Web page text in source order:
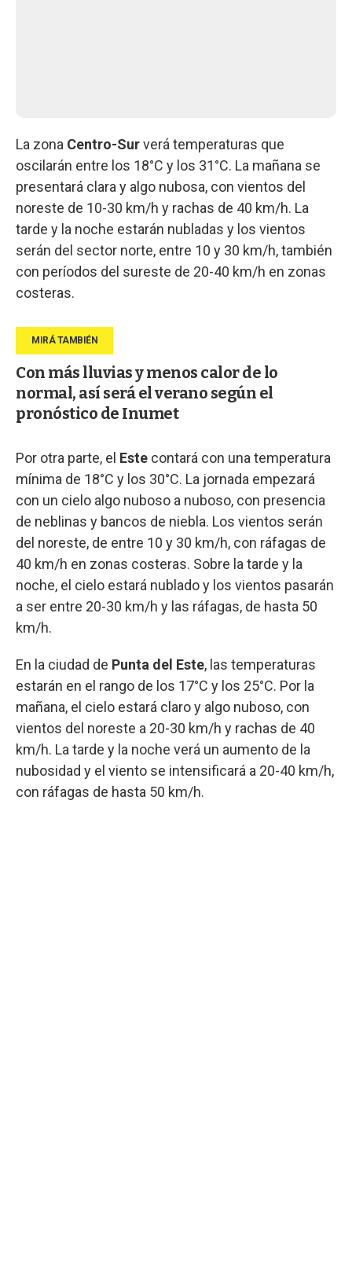
La zona Centro-Surverá temperaturas que
oscilarán entre los 18°C y los 31°C. La mañana se
presentará clara y algo nubosa, con vientos del
noreste de 10-30 km/h y rachas de 40 km/h. La
tarde y la noche estarán nubladas y los vientos
serán del sector norte, entre 10 y 30 km/h, también
con períodos del sureste de 20-40 km/h en zonas
costeras.
Con más lluvias y menos calor de lo
normal, así será el verano según el
pronóstico de Inumet
Por otra parte, el Este contará con una temperatura
mínima de 18°C y los 30°C. La jornada empezará
con un cielo algo nuboso a nuboso, con presencia
de neblinas y bancos de niebla. Los vientos serán
del noreste, de entre 10 y 30 km/h, con ráfagas de
40 km/h en zonas costeras. Sobre la tarde y la
noche, el cielo estará nublado y los vientos pasarán
a ser entre 20-30 km/h y las ráfagas, de hasta 50
km/h.
En la ciudad de Punta del Este, las temperaturas
estarán en el rango de los 17°C y los 25°C. Por la
mañana, el cielo estará claro y algo nuboso, con
vientos del noreste a 20-30 km/h y rachas de 40
km/h. La tarde y la noche verá un aumento de la
nubosidad y el viento se intensificará a 20-40 km/h,
con ráfagas de hasta 50 km/h.